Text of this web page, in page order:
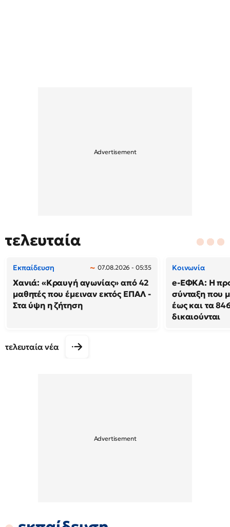
τελευταία
Εκπαίδευση 07.08.2026 - 05:35
Χανιά: «Κραυγή αγωνίας» από 42
μαθητές που έμειναν εκτός ΕΠΑΛ -
Στα ύψη η ζήτηση
Κοινωνία
e-ΕΦΚΑ: Η
σύνταξη που
έως και τα
δικαιούνται
τελευταία νέα